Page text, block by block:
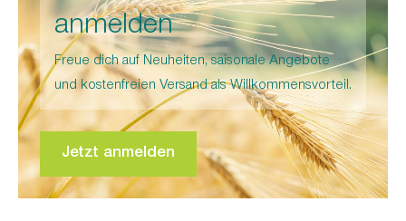
anmelden
Freue dich auf Neuheiten, saisonale Angebote
und kostenfreien Versand als Willkommensvorteil.
Jetzt anmelden